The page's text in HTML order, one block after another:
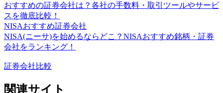
おすすめの証券会社は？各社の手数料・取引ツールやサービ
スを徹底比較！
NISAおすすめ証券会社
NISA(ニーサ)を始めるならどこ？NISAおすすめ銘柄・証券
会社をランキング！
証券会社比較
関連サイト